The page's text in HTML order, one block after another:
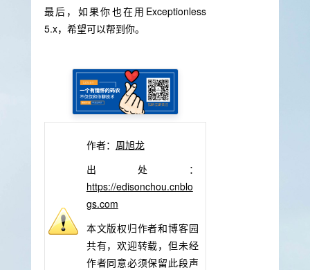
最后，如果你也在用Exceptionless
5.x，希望可以帮到你。
作者： 周旭龙
出处：
https://edisonchou.cnblo
gs.com
本文版权归作者和博客园
共有，欢迎转载，但未经
作者同意必须保留此段声